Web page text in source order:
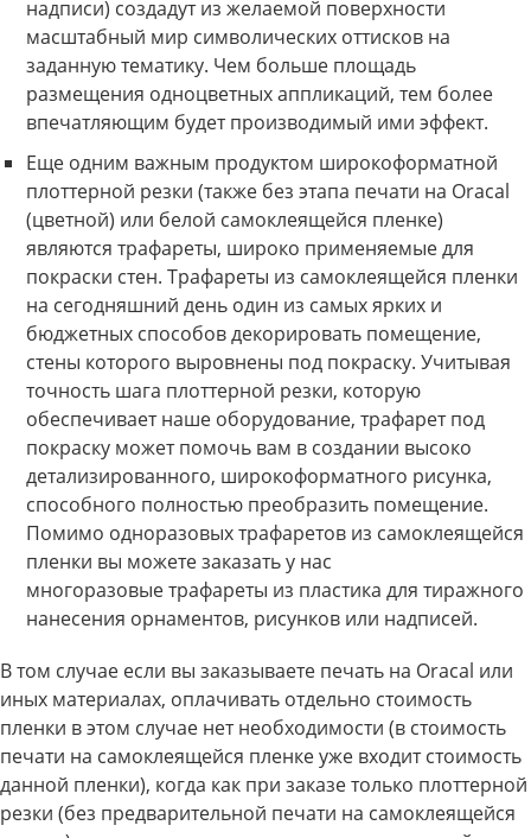
надписи) создадут из желаемой поверхности
масштабный мир символических оттисков на
заданную тематику. Чем больше площадь
размещения одноцветных аппликаций, тем более
впечатляющим будет производимый ими эффект.
Еще одним важным продуктом широкоформатной
плоттерной резки (также без этапа печати на Oracal
(цветной) или белой самоклеящейся пленке)
являются трафареты, широко применяемые для
покраски стен. Трафареты из самоклеящейся пленки
на сегодняшний день один из самых ярких и
бюджетных способов декорировать помещение,
стены которого выровнены под покраску. Учитывая
точность шага плоттерной резки, которую
обеспечивает наше оборудование, трафарет под
покраску может помочь вам в создании высоко
детализированного, широкоформатного рисунка,
способного полностью преобразить помещение.
Помимо одноразовых трафаретов из самоклеящейся
пленки вы можете заказать у нас
многоразовые трафареты из пластика для тиражного
нанесения орнаментов, рисунков или надписей.
В том случае если вы заказываете печать на Oracal или
иных материалах, оплачивать отдельно стоимость
пленки в этом случае нет необходимости (в стоимость
печати на самоклеящейся пленке уже входит стоимость
данной пленки), когда как при заказе только плоттерной
резки (без предварительной печати на самоклеящейся